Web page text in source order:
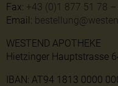
Fax: +43 (0)1 877 51 78 –
Email:
WESTEND APOTHEKE
Hietzinger Hauptstrasse
IBAN: AT94 1813 0000